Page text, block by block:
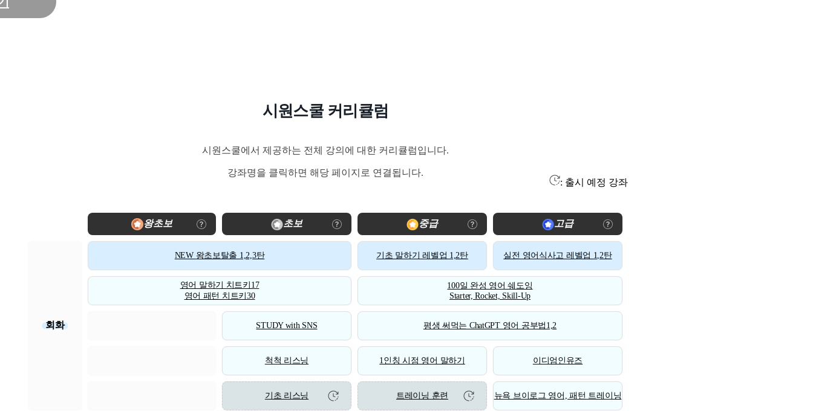
시원스쿨 커리큘럼
시원스쿨에서 제공하는 전체 강의에 대한 커리큘럼입니다.
강좌명을 클릭하면 해당 페이지로 연결됩니다.
: 출시 예정 강좌
왕초보 초보 중급 고급
회화
NEW 왕초보탈출 1,2,3탄 기초 말하기 레벨업 1,2탄 실전 영어식사고 레벨업 1,2탄
영어 말하기 치트키17
영어 패턴 치트키30
100일 완성 영어 쉐도잉
Starter, Rocket, Skill-Up
STUDY with SNS 평생 써먹는 ChatGPT 영어 공부법1,2
척척 리스닝 1인칭 시점 영어 말하기 이디엄인유즈
기초 리스닝 트레이닝 훈련 뉴욕 브이로그 영어, 패턴 트레이닝